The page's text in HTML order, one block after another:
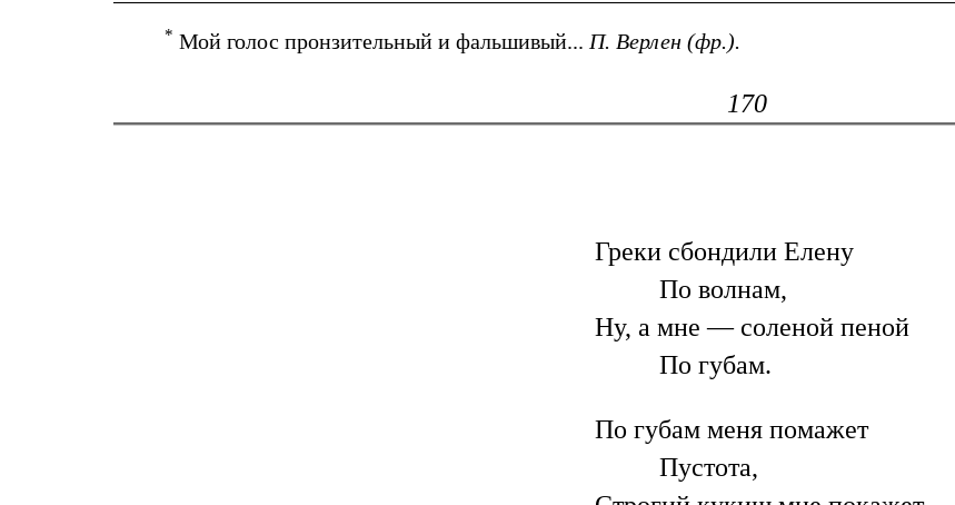
* Мой голос пронзительный и фальшивый... П. Верлен (фр.).
170
Греки сбондили Елену
По волнам,
Ну, а мне — соленой пеной
По губам.
По губам меня помажет
Пустота,